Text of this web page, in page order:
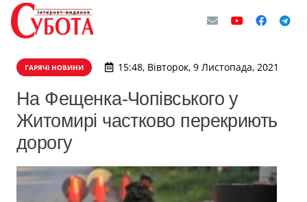
ГАРЯЧІ НОВИНИ 15:48, Вівторок, 9 Листопада, 2021
​На Фещенка-Чопівського у
Житомирі частково перекриють
дорогу